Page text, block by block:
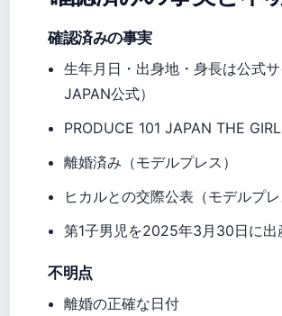
確認済みの事実
生年月日・出身地・身長は公式
JAPAN公式）
PRODUCE 101 JAPAN THE
離婚済み（モデルプレス）
ヒカルとの交際公表（モデルプレ
第1子男児を2025年3月30日に出
不明点
離婚の正確な日付